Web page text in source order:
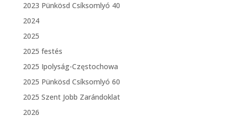
2023 Pünkösd Csíksomlyó 40
2024
2025
2025 festés
2025 Ipolyság-Częstochowa
2025 Pünkösd Csíksomlyó 60
2025 Szent Jobb Zarándoklat
2026